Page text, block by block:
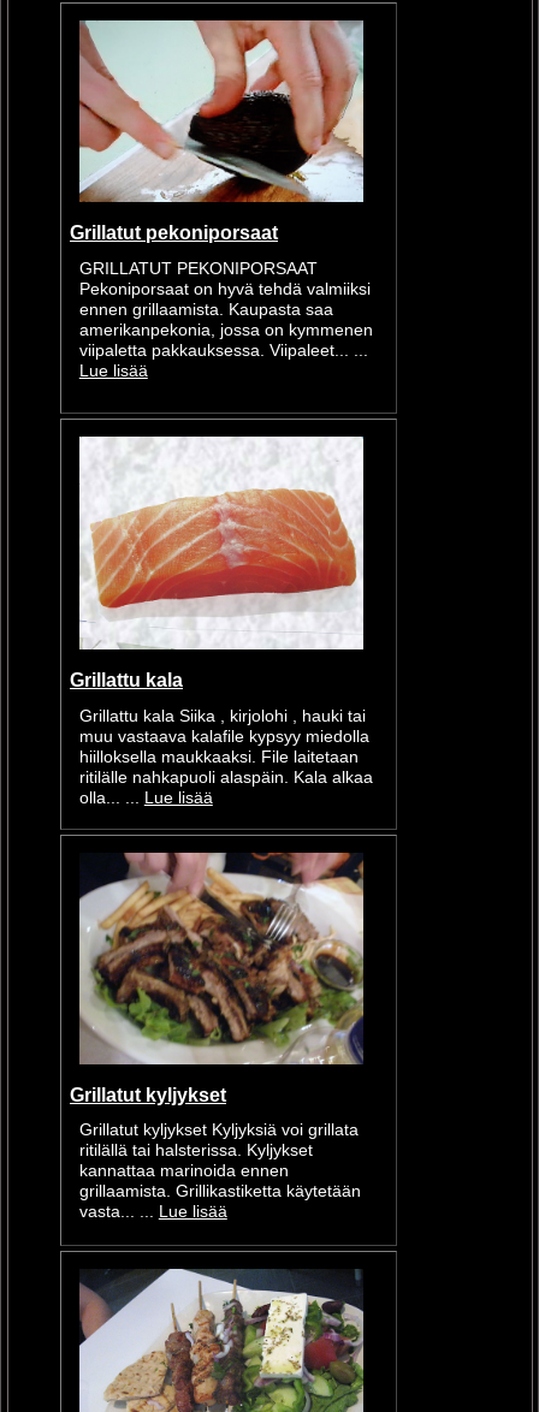
Grillatut pekoniporsaat
GRILLATUT PEKONIPORSAAT
Pekoniporsaat on hyvä tehdä valmiiksi
ennen grillaamista. Kaupasta saa
amerikanpekonia, jossa on kymmenen
viipaletta pakkauksessa. Viipaleet... ...
Lue lisää
Grillattu kala
Grillattu kala Siika , kirjolohi , hauki tai
muu vastaava kalafile kypsyy miedolla
hiilloksella maukkaaksi. File laitetaan
ritilälle nahkapuoli alaspäin. Kala alkaa
olla... ... Lue lisää
Grillatut kyljykset
Grillatut kyljykset Kyljyksiä voi grillata
ritilällä tai halsterissa. Kyljykset
kannattaa marinoida ennen
grillaamista. Grillikastiketta käytetään
vasta... ... Lue lisää